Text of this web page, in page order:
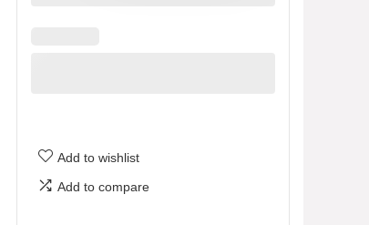
Add to wishlist
Add to compare